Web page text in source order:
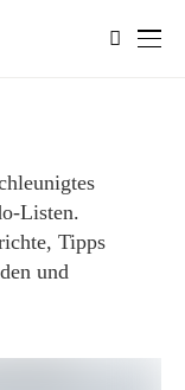
Listen.
Tipps
und